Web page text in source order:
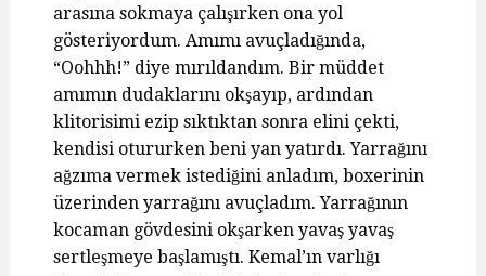
arasına sokmaya çalışırken ona yol
gösteriyordum. Amımı avuçladığında,
“Oohhh!” diye mırıldandım. Bir müddet
amımın dudaklarını okşayıp, ardından
klitorisimi ezip sıktıktan sonra elini çekti,
kendisi otururken beni yan yatırdı. Yarrağını
ağzıma vermek istediğini anladım, boxerinin
üzerinden yarrağını avuçladım. Yarrağının
kocaman gövdesini okşarken yavaş yavaş
sertleşmeye başlamıştı. Kemal’ın varlığı